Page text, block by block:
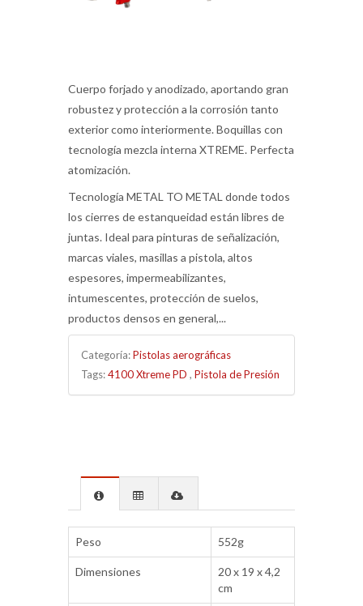
Cuerpo forjado y anodizado, aportando gran
robustez y protección a la corrosión tanto
exterior como interiormente. Boquillas con
tecnología mezcla interna XTREME. Perfecta
atomización.
Tecnología METAL TO METAL donde todos
los cierres de estanqueidad están libres de
juntas. Ideal para pinturas de señalización,
marcas viales, masillas a pistola, altos
espesores, impermeabilizantes,
intumescentes, protección de suelos,
productos densos en general,...
Categoría:Pistolas aerográficas
Tags:4100 Xtreme PD , Pistola de Presión
Peso 552g
Dimensiones
20 x 19 x 4,2
cm